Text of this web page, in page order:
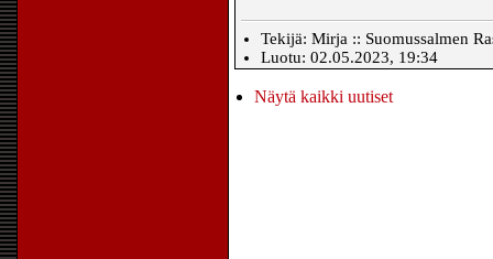
Tekijä: Mirja :: Suomussalmen
Luotu: 02.05.2023, 19:34
Näytä kaikki uutiset